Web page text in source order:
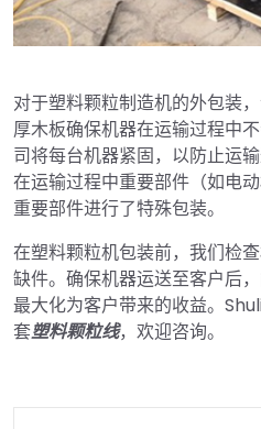
对于塑料颗粒制造机的外包装
厚木板确保机器在运输过程中
司将每台机器紧固，以防止运
在运输过程中重要部件（如电
重要部件进行了特殊包装。
在塑料颗粒机包装前，我们检
缺件。确保机器运送至客户后
最大化为客户带来的收益。
套塑料颗粒线，欢迎咨询。